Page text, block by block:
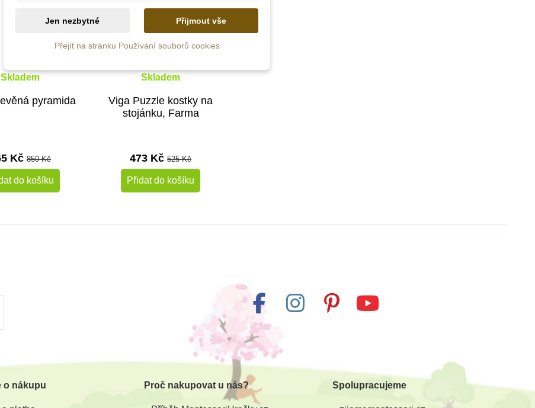
Skladem
pyramida
Kč850 Kč
do košíku
Skladem
Viga Puzzle kostky na
stojánku, Farma
473 Kč525 Kč
Přidat do košíku
o nákupu Proč nakupovat u nás? Spolupracujeme
Jen nezbytné Přijmout vše
Přejít na stránku Používání souborů cookies